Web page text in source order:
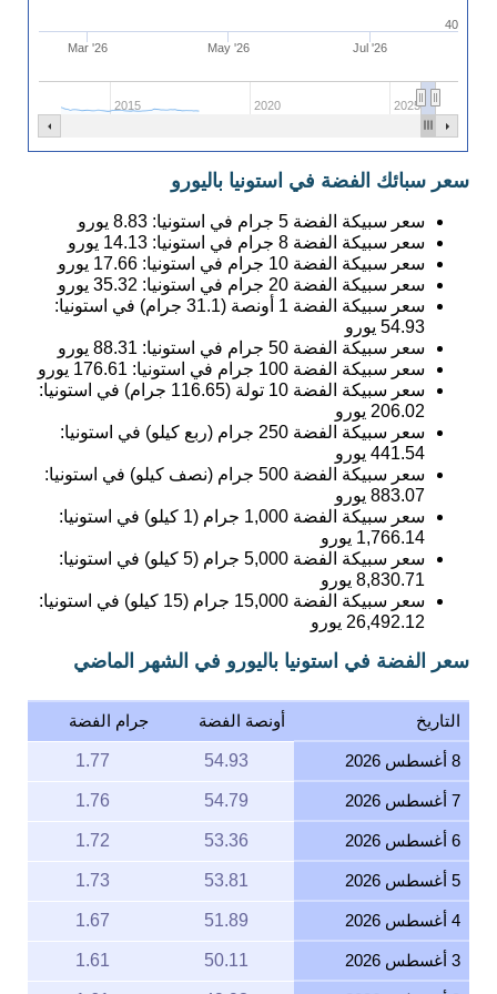
Mar '26 May '26 Jul '26
2015 2020 2025
40
سعر سبائك الفضة في استونيا باليورو
سعر سبيكة الفضة 5 جرام في استونيا: 8.83 يورو
سعر سبيكة الفضة 8 جرام في استونيا:
14.13 يورو
سعر سبيكة الفضة 10 جرام في استونيا:
17.66 يورو
سعر سبيكة الفضة 20 جرام في استونيا:
35.32 يورو
سعر سبيكة الفضة 1 أونصة (31.1 جرام) في استونيا:
54.93 يورو
سعر سبيكة الفضة 50 جرام في استونيا:
88.31 يورو
سعر سبيكة الفضة 100 جرام في استونيا:
176.61 يورو
سعر سبيكة الفضة 10 تولة (116.65 جرام) في استونيا:
206.02 يورو
سعر سبيكة الفضة 250 جرام (ربع كيلو) في استونيا:
441.54 يورو
سعر سبيكة الفضة 500 جرام (نصف كيلو) في استونيا:
883.07 يورو
سعر سبيكة الفضة 1,000 جرام (1 كيلو) في استونيا:
1,766.14 يورو
سعر سبيكة الفضة 5,000 جرام (5 كيلو) في استونيا:
8,830.71 يورو
سعر سبيكة الفضة 15,000 جرام (15 كيلو) في استونيا:
26,492.12 يورو
سعر الفضة في استونيا باليورو في الشهر الماضي
التاريخ أونصة الفضة جرام الفضة
8 أغسطس 2026 54.93
1.77
7 أغسطس 2026 54.79
1.76
6 أغسطس 2026 53.36
1.72
5 أغسطس 2026 53.81
1.73
4 أغسطس 2026 51.89
1.67
3 أغسطس 2026 50.11
1.61